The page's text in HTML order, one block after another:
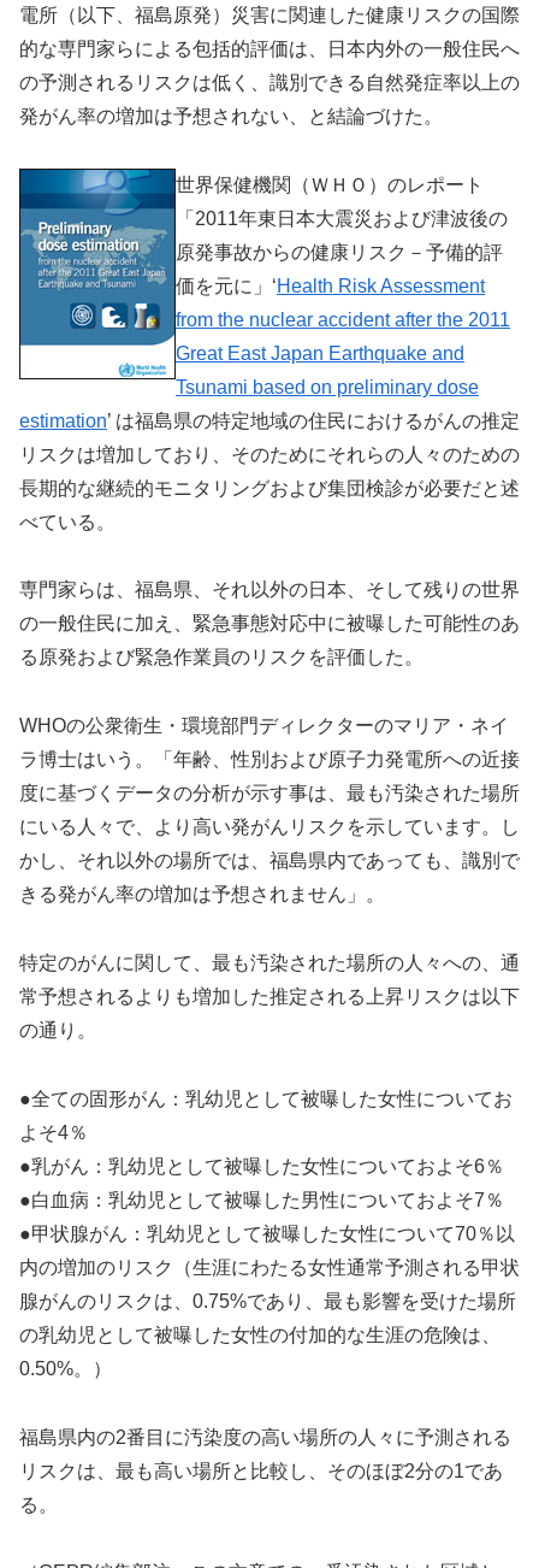
電所（以下、福島原発）災害に関連した健康リスクの国際
的な専門家らによる包括的評価は、日本内外の一般住民へ
の予測されるリスクは低く、識別できる自然発症率以上の
発がん率の増加は予想されない、と結論づけた。
世界保健機関（ＷＨＯ）のレポート
「2011年東日本大震災および津波後の
原発事故からの健康リスク－予備的評
価を元に」‘Health Risk Assessment
from the nuclear accident after the 2011
Great East Japan Earthquake and
Tsunami based on preliminary dose
estimation’ は福島県の特定地域の住民におけるがんの推定
リスクは増加しており、そのためにそれらの人々のための
長期的な継続的モニタリングおよび集団検診が必要だと述
べている。
専門家らは、福島県、それ以外の日本、そして残りの世界
の一般住民に加え、緊急事態対応中に被曝した可能性のあ
る原発および緊急作業員のリスクを評価した。
WHOの公衆衛生・環境部門ディレクターのマリア・ネイ
ラ博士はいう。「年齢、性別および原子力発電所への近接
度に基づくデータの分析が示す事は、最も汚染された場所
にいる人々で、より高い発がんリスクを示しています。し
かし、それ以外の場所では、福島県内であっても、識別で
きる発がん率の増加は予想されません」。
特定のがんに関して、最も汚染された場所の人々への、通
常予想されるよりも増加した推定される上昇リスクは以下
の通り。
●全ての固形がん：乳幼児として被曝した女性についてお
よそ4％
●乳がん：乳幼児として被曝した女性についておよそ6％
●白血病：乳幼児として被曝した男性についておよそ7％
●甲状腺がん：乳幼児として被曝した女性について70％以
内の増加のリスク（生涯にわたる女性通常予測される甲状
腺がんのリスクは、0.75%であり、最も影響を受けた場所
の乳幼児として被曝した女性の付加的な生涯の危険は、
0.50%。）
福島県内の2番目に汚染度の高い場所の人々に予測される
リスクは、最も高い場所と比較し、そのほぼ2分の1であ
る。